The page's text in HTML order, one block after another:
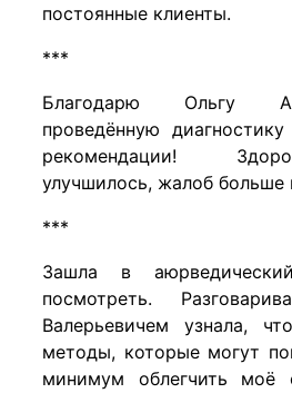
постоянные клиенты.
***
Благодарю Ольгу
проведённую
рекомендации!
улучшилось, жалоб больше
***
Зашла в
посмотреть.
Валерьевичем узнала,
методы, которые могут
минимум облегчить моё